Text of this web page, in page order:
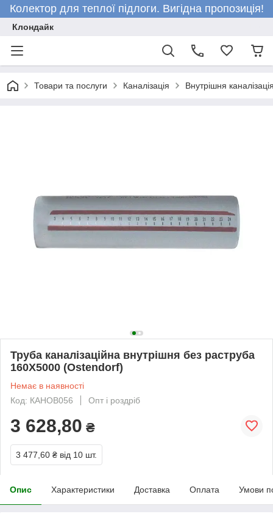
Колектор для теплої підлоги. Вигідна пропозиція!
Клондайк
Товари та послуги Каналізація Внутрішня
Труба каналізаційна внутрішня без раструба
160Х5000 (Ostendorf)
Немає в наявності
Код: КАНОВ056
Опт і роздріб
3 628,80 ₴
3 477,60 ₴ від 10 шт.
Опис Характеристики Доставка Оплата Умови